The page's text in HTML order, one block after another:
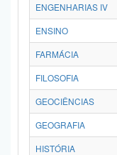
ENGENHARIAS IV
ENSINO
FARMÁCIA
FILOSOFIA
GEOCIÊNCIAS
GEOGRAFIA
HISTÓRIA